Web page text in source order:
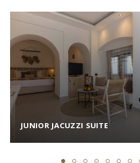
JUNIOR JACUZZI SUITE